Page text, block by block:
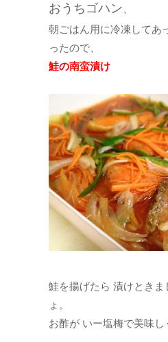
おうちゴハン
朝ごはん用に冷凍してあ
ったので、
鮭の南蛮漬け
鮭を揚げたら 漬けときま
ょ。
お酢が いー塩梅で美味し